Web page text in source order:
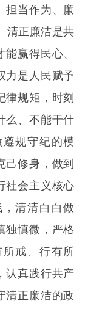
担当作为、廉
清正廉洁是共
赢得民心、
力是人民赋予
律规矩，时刻
么、不能干什
规守纪的模
己修身，做到
社会主义核心
清清白白做
独慎微，严格
戒、行有所
认真践行共产
清正廉洁的政